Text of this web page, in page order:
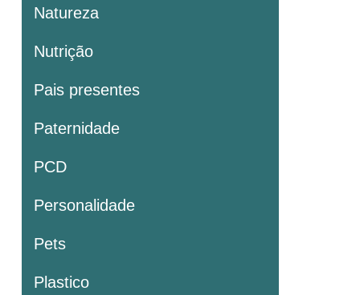
Natureza
Nutrição
Pais presentes
Paternidade
PCD
Personalidade
Pets
Plastico